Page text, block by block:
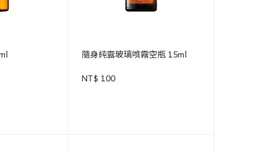
隨身純露玻璃噴霧空瓶 15ml
NT$ 100